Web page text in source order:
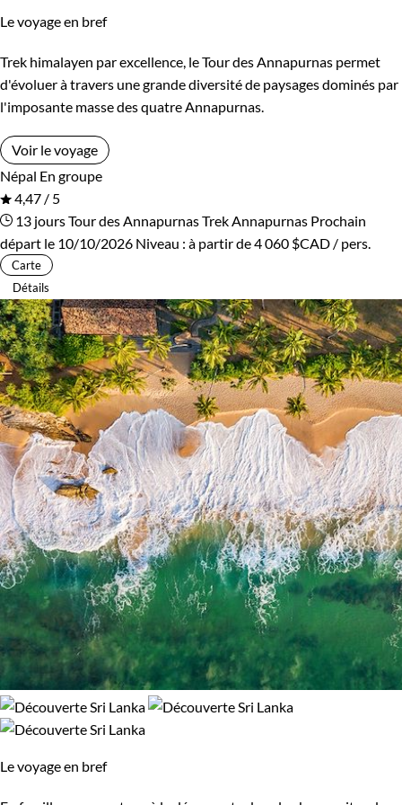
Kirghizistan
Macédoine
Malaisie
Maroc Martinique
Mauritanie Mexique
Mongolie Monténégro
Mozambique Namibie
Népal Nicaragua
Norvège Nouvelle-Zélande
Oman Ouganda
Ouzbekistan Pakistan
Palestine Panama
Pérou Philippines
Pologne Portugal
République tchèque
Itinérance
Itinérant Semi-itinérant
Environnement
Désert Forêts, collines, rivières et lacs
Haute Montagne Montagne
Neige Patrimoine et Nature
Terres Polaires Volcans
Le voyage en bref
Trek himalayen par excellence, le Tour des Annapurnas permet
d'évoluer à travers une grande diversité de paysages dominés par
l'imposante masse des quatre Annapurnas.
Voir le voyage
Népal En groupe
4,47 / 5
13 joursTour des AnnapurnasTrek Annapurnas Prochain
départ le 10/10/2026 Niveau : à partir de4 060 $CAD / pers.
Carte
Détails
Le voyage en bref